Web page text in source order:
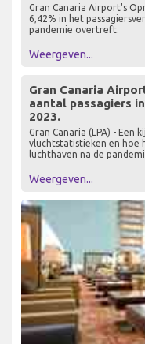
Gran Canaria Airport's
6,42% in het
pandemie overtreft.
Weergeven...
Gran Canaria
aantal passagiers
2023.
Gran Canaria (LPA) - Een
vluchtstatistieken en hoe
luchthaven na de
Weergeven...